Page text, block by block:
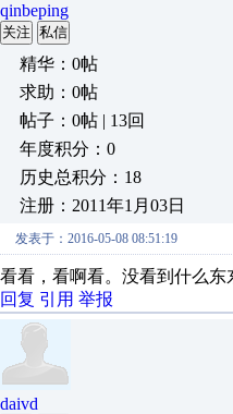
qinbeping
关注 私信
精华：0帖
求助：0帖
帖子：0帖 | 13回
年度积分：0
历史总积分：18
注册：2011年1月03日
发表于：2016-05-08 08:51:19
看看，看啊看。没看到什么东
回复 引用 举报
daivd